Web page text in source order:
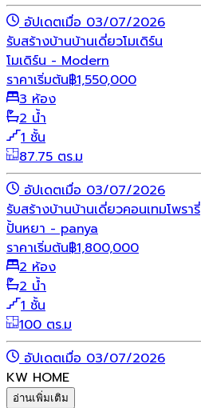
อัปเดตเมื่อ 03/07/2026
รับสร้างบ้านบ้านเดี่ยวโมเดิร์น
โมเดิร์น - Modern
ราคาเริ่มต้น฿1,550,000
3 ห้อง
2 น้ำ
1 ชั้น
87.75 ตร.ม
อัปเดตเมื่อ 03/07/2026
รับสร้างบ้านบ้านเดี่ยวคอนเทมโพรารี่
ปั้นหยา - panya
ราคาเริ่มต้น฿1,800,000
2 ห้อง
2 น้ำ
1 ชั้น
100 ตร.ม
อัปเดตเมื่อ 03/07/2026
KW HOME
อ่านเพิ่มเติม